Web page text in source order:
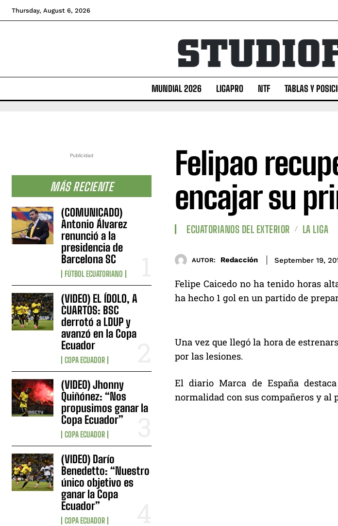
Thursday, August 6, 2026
MUNDIAL 2026 LIGAPRO NTF TABLAS Y
Publicidad
MÁS RECIENTE
(COMUNICADO)
Antonio Álvarez
renunció a la
presidencia de
Barcelona SC
FÚTBOL ECUATORIANO
(VIDEO) EL ÍDOLO, A
CUARTOS: BSC
derrotó a LDUP y
avanzó en la Copa
Ecuador
COPA ECUADOR
(VIDEO) Jhonny
Quiñónez: “Nos
propusimos ganar la
Copa Ecuador”
COPA ECUADOR
(VIDEO) Darío
Benedetto: “Nuestro
único objetivo es
ganar la Copa
Ecuador”
COPA ECUADOR
Felipao
encajar su
ECUATORIANOS DEL EXTERIOR LA LIGA
AUTOR: Redacción September 19,
Felipe Caicedo no ha tenido horas
ha hecho 1 gol en un partido de
Una vez que llegó la hora de
por las lesiones.
El diario Marca de España
normalidad con sus compañeros y al